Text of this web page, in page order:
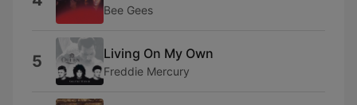
Bee Gees
5 Living On My Own
Freddie Mercury